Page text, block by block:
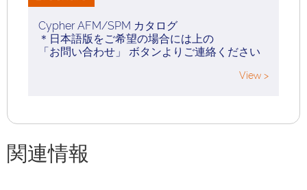
Cypher AFM/SPM カタログ
＊日本語版をご希望の場合には上の
「お問い合わせ」 ボタンよりご連絡ください
View >
関連情報